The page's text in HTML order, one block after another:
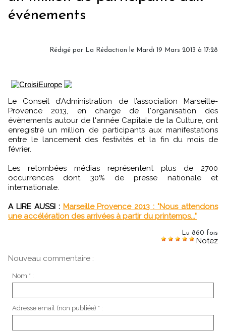
événements
Rédigé par La Rédaction le Mardi 19 Mars 2013 à 17:28
Le Conseil d’Administration de l’association Marseille-
Provence 2013, en charge de l'organisation des
évènements autour de l'année Capitale de la Culture, ont
enregistré un million de participants aux manifestations
entre le lancement des festivités et la fin du mois de
février.
Les retombées médias représentent plus de 2700
occurrences dont 30% de presse nationale et
internationale.
A LIRE AUSSI : Marseille Provence 2013 : "Nous attendons
une accélération des arrivées à partir du printemps..."
Lu 860 fois
Notez
Nouveau commentaire :
Nom * :
Adresse email (non publiée) * :